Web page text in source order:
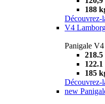
188
Découvrez-
V4
Panigale
218.5
185
Découvrez-
new